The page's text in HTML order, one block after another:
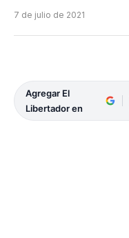
7 de julio de 2021
Agregar El
Libertador en